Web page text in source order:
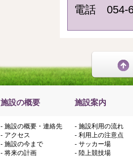
電話 054-
施設の概要 施設案内
- 施設の概要・連絡先
- アクセス
- 施設の今まで
- 将来の計画
- 施設利用の流れ
- 利用上の注意点
- サッカー場
- 陸上競技場